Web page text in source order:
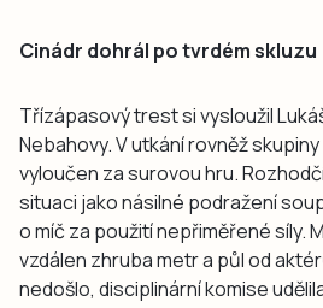
Cinádr dohrál po tvrdém skluzu
Třízápasový trest si vysloužil
Nebahovy. V utkání rovněž
vyloučen za surovou hru.
situaci jako násilné podražení
o míč za použití nepřiměřené síly.
vzdálen zhruba metr a půl od
nedošlo, disciplinární komise